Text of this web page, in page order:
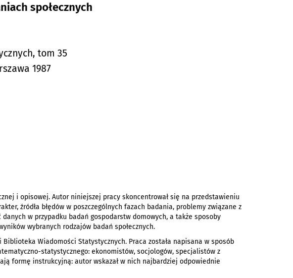
społecznych
tom 35
1987
i opisowej. Autor niniejszej pracy skoncentrował się na przedstawieniu
źródła błędów w poszczególnych fazach badania, problemy związane z
w przypadku badań gospodarstw domowych, a także sposoby
wybranych rodzajów badań społecznych.
Wiadomości Statystycznych. Praca została napisana w sposób
statystycznego: ekonomistów, socjologów, specjalistów z
formę instrukcyjną: autor wskazał w nich najbardziej odpowiednie